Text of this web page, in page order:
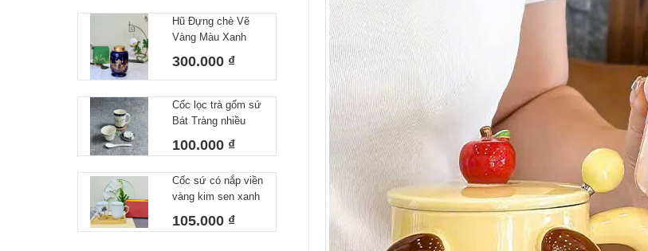
Hũ Đựng chè Vẽ
Vàng Màu Xanh
Dương, Lọ đựng
Trà Gốm Sứ Bát
17cm Dk13cm
300.000 ₫
Cốc lọc trà gốm sứ
Bát Tràng nhiều
hoạ tiết cá viền
300ml
100.000 ₫
Cốc sứ có nắp viền
vàng kim sen xanh
cao cấp Bát Tràng
hàng chọn kĩ
105.000 ₫